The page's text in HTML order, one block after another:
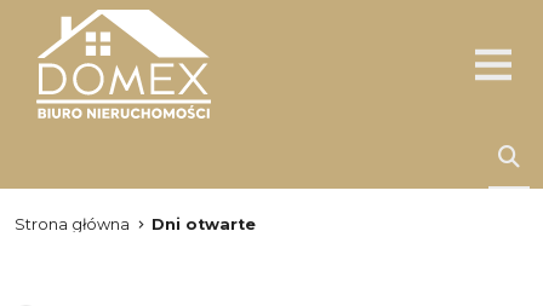
Strona główna Dni otwarte